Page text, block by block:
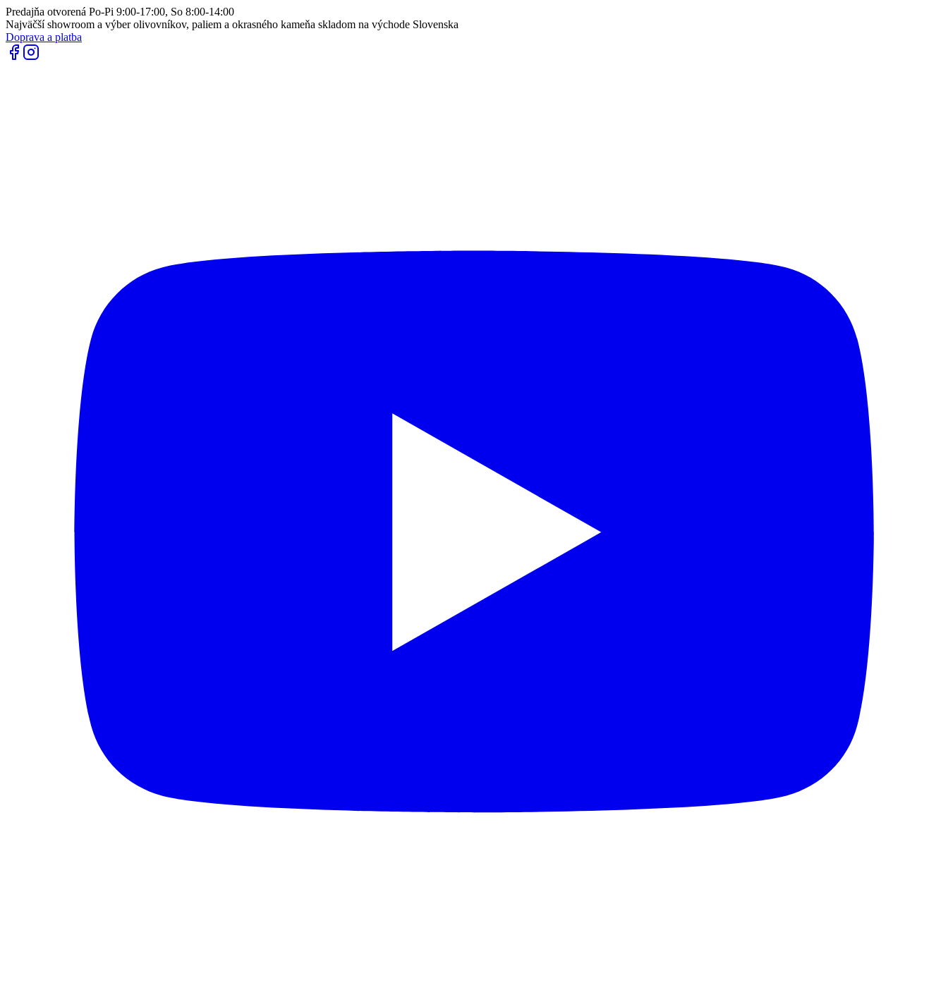
Predajňa otvorená Po-Pi 9:00-17:00, So 8:00-14:00
Najväčší showroom a výber olivovníkov, paliem a okrasného kameňa skladom na východe Slovenska
Doprava a platba